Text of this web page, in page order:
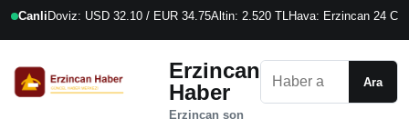
Canli Doviz: USD 32.10 / EUR 34.75Altin: 2.520 TLHava: Erzincan 24 C
Erzincan
Haber
Erzincan son
Ara